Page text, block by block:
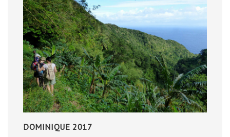
DOMINIQUE 2017